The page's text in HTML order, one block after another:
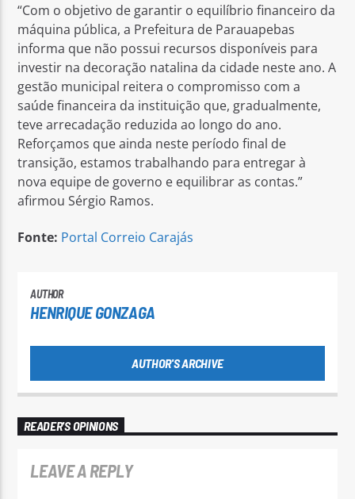
“Com o objetivo de garantir o equilíbrio financeiro da
máquina pública, a Prefeitura de Parauapebas
informa que não possui recursos disponíveis para
investir na decoração natalina da cidade neste ano. A
gestão municipal reitera o compromisso com a
saúde financeira da instituição que, gradualmente,
teve arrecadação reduzida ao longo do ano.
Reforçamos que ainda neste período final de
transição, estamos trabalhando para entregar à
nova equipe de governo e equilibrar as contas.”
afirmou Sérgio Ramos.
Fonte: Portal Correio Carajás
AUTHOR
HENRIQUE GONZAGA
AUTHOR'S ARCHIVE
READER'S OPINIONS
LEAVE A REPLY